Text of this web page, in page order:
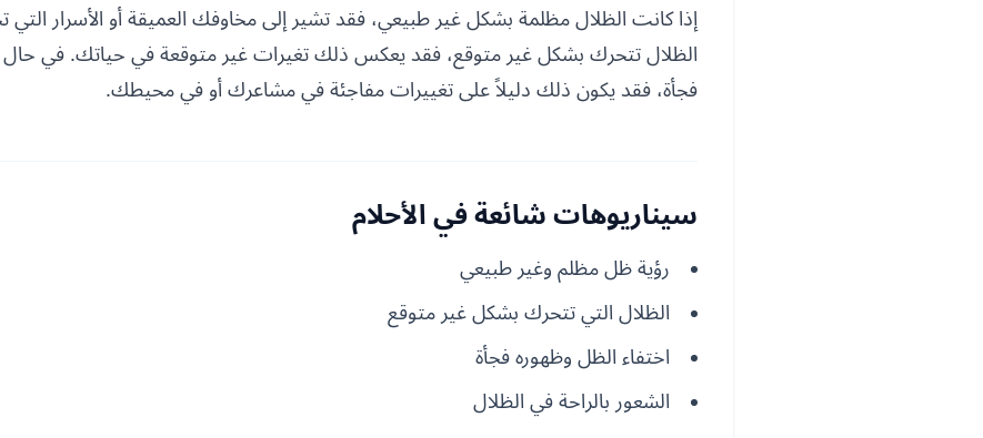
إذا كانت الظلال مظلمة بشكل غير طبيعي، فقد تشير إلى مخاوفك العميقة أو الأسرار التي
الظلال تتحرك بشكل غير متوقع، فقد يعكس ذلك تغيرات غير متوقعة في حياتك. في حال
فجأة، فقد يكون ذلك دليلاً على تغييرات مفاجئة في مشاعرك أو في محيطك.
سيناريوهات شائعة في الأحلام
رؤية ظل مظلم وغير طبيعي
الظلال التي تتحرك بشكل غير متوقع
اختفاء الظل وظهوره فجأة
الشعور بالراحة في الظلال